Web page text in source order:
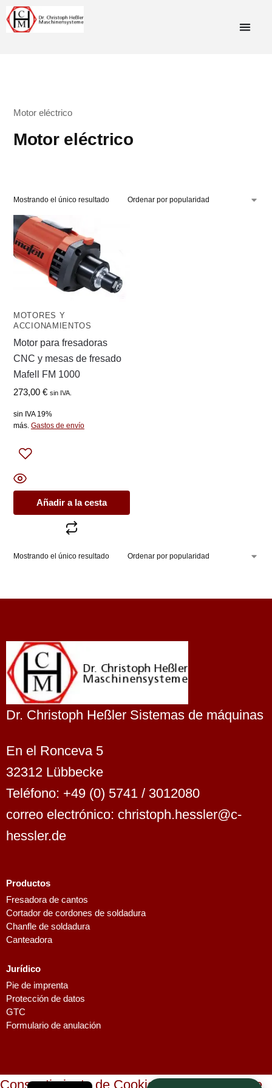
Motor eléctrico
Motor eléctrico
Mostrando el único resultado
MOTORES Y
ACCIONAMIENTOS
Motor para fresadoras
CNC y mesas de fresado
Mafell FM 1000
273,00 € sin IVA.
sin IVA 19%
más. Gastos de envío
Añadir a la cesta
Mostrando el único resultado
Dr. Christoph Heßler Sistemas de máquinas
En el Ronceva 5
32312 Lübbecke
Teléfono: +49 (0) 5741 / 3012080
correo electrónico: christoph.hessler@c-
hessler.de
Productos
Fresadora de cantos
Cortador de cordones de soldadura
Chanfle de soldadura
Canteadora
Jurídico
Pie de imprenta
Protección de datos
GTC
Formulario de anulación
Consentimiento de Cookies con Real Cookie
German
French
Finnish
Dutch